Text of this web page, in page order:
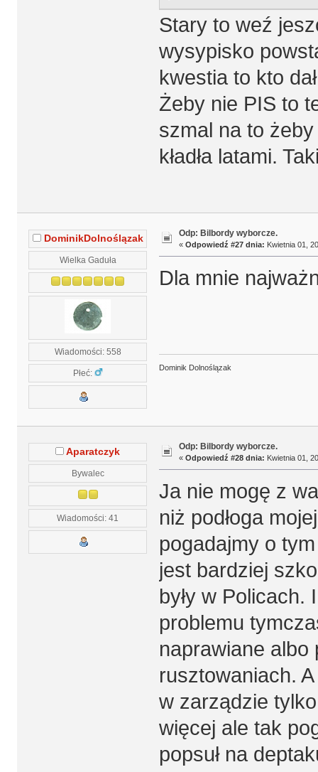
Stary to weź
wysypisko
kwestia to kto
Żeby nie PIS to
szmal na to
kładła latami.
DominikDolnoślązak
Wielka Gaduła
Wiadomości: 558
Płeć:
Odp: Bilbordy wyborcze.
« Odpowiedź #27 dnia: Kwietnia 01,
Dla mnie
Dominik Dolnoślązak
Aparatczyk
Bywalec
Wiadomości: 41
Odp: Bilbordy wyborcze.
« Odpowiedź #28 dnia: Kwietnia 01,
Ja nie mogę z
niż podłoga
pogadajmy o
jest bardziej
były w Policach.
problemu
naprawiane albo
rusztowaniach.
w zarządzie
więcej ale tak
popsuł na